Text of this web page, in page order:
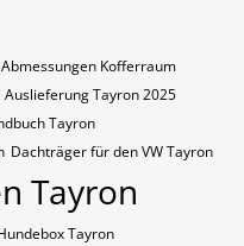
Abmessungen Kofferraum
Auslieferung Tayron 2025
Tayron
Dachträger für den VW Tayron
Tayron
Tayron